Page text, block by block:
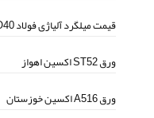
قیمت میلگرد آلیاژی فولاد MO40
ورق ST52 اکسین اهواز
ورق A516 اکسین خوزستان